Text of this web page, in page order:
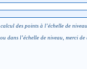
des points à l’échelle de
dans l’échelle de niveau, merci de